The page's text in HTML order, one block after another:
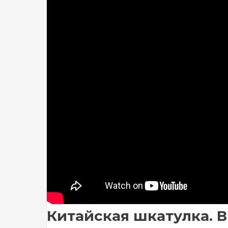
Китайская шкатулка.